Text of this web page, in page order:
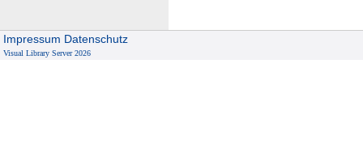
Impressum Datenschutz
Visual Library Server 2026